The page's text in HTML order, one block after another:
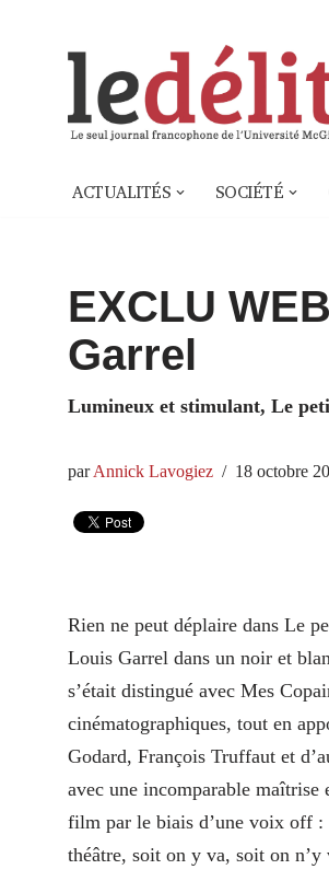
ACTUALITÉS SOCIÉTÉ
EXCLU
Garrel
Lumineux et stimulant, Le
parAnnick Lavogiez 18 octobre
Rien ne peut déplaire dans Le
Louis Garrel dans un noir et
s’était distingué avec Mes
cinématographiques, tout en
Godard, François Truffaut et
avec une incomparable
film par le biais d’une voix off :
théâtre, soit on y va, soit on n’y